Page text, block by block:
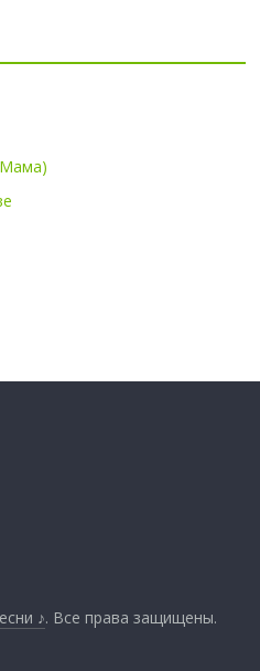
♪. Все права защищены.